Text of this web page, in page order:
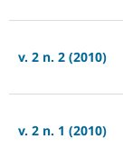
v. 2 n. 2 (2010)
v. 2 n. 1 (2010)